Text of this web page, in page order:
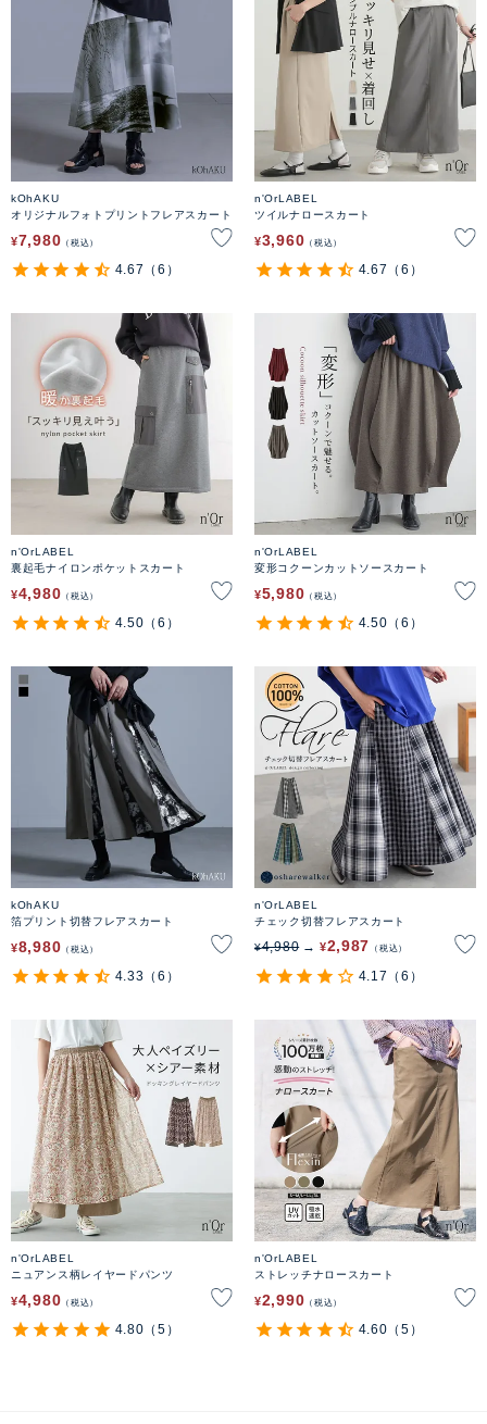
kOhAKU
オリジナルフォトプリントフレアスカート
¥7,980 税込
4.67 （6）
n'OrLABEL
ツイルナロースカート
¥3,960 税込
4.67 （6）
n'OrLABEL
裏起毛ナイロンポケットスカート
¥4,980 税込
4.50 （6）
n'OrLABEL
変形コクーンカットソースカート
¥5,980 税込
4.50 （6）
kOhAKU
箔プリント切替フレアスカート
¥8,980 税込
4.33 （6）
n'OrLABEL
チェック切替フレアスカート
¥4,980 ¥2,987 税込
4.17 （6）
n'OrLABEL
ニュアンス柄レイヤードパンツ
¥4,980 税込
4.80 （5）
n'OrLABEL
ストレッチナロースカート
¥2,990 税込
4.60 （5）